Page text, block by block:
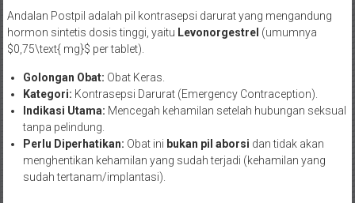
Andalan Postpil adalah pil kontrasepsi darurat yang mengandung
hormon sintetis dosis tinggi, yaitu Levonorgestrel (umumnya
$0,75\text{ mg}$ per tablet).
Golongan Obat: Obat Keras.
Kategori: Kontrasepsi Darurat (Emergency Contraception).
Indikasi Utama: Mencegah kehamilan setelah hubungan seksual
tanpa pelindung.
Perlu Diperhatikan: Obat ini bukan pil aborsi dan tidak akan
menghentikan kehamilan yang sudah terjadi (kehamilan yang
sudah tertanam/implantasi).